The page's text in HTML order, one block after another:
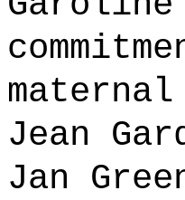
Jean
Jan